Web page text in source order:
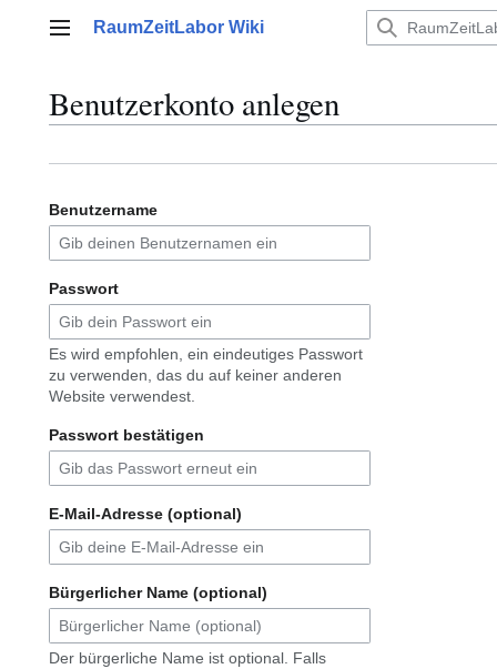
Hauptmenü
RaumZeitLabor Wiki
Benutzerkonto anlegen
Benutzername
Passwort
Es wird empfohlen, ein eindeutiges Passwort
zu verwenden, das du auf keiner anderen
Website verwendest.
Passwort bestätigen
E-Mail-Adresse (optional)
Bürgerlicher Name (optional)
Der bürgerliche Name ist optional. Falls